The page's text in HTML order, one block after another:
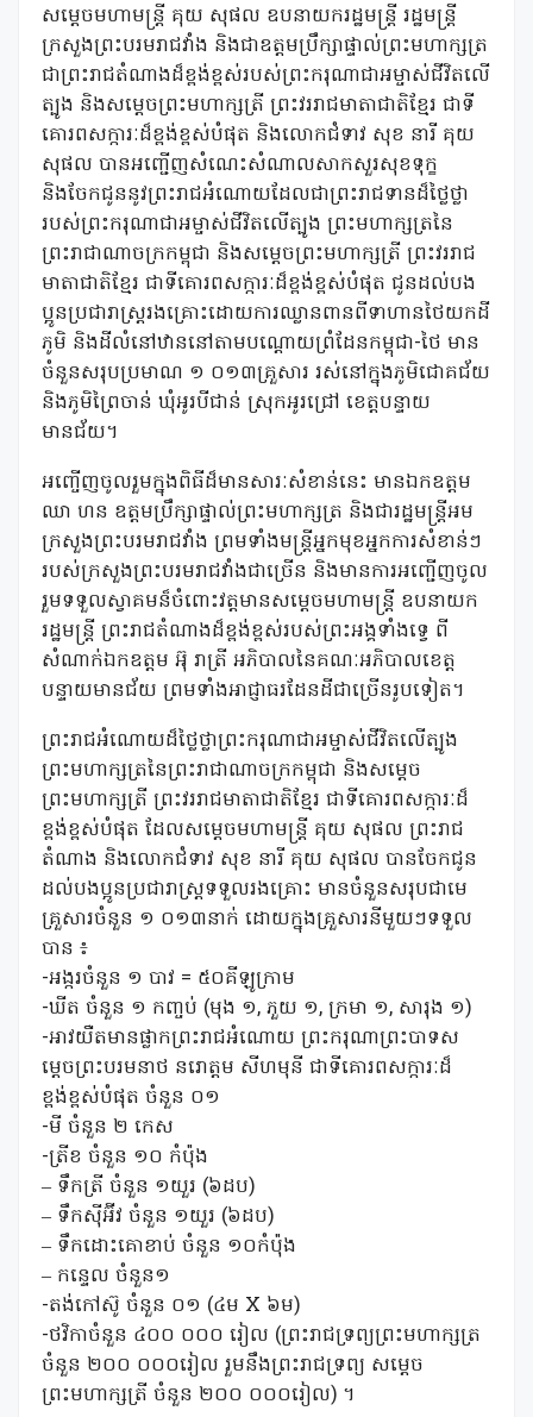
សម្តេចមហាមន្ត្រី គុយ សុផល ឧបនាយករដ្ឋមន្ត្រី រដ្ឋមន្ត្រី
ក្រសួងព្រះបរមរាជវាំង និងជាឧត្តមប្រឹក្សាផ្ទាល់ព្រះមហាក្សត្រ
ជាព្រះរាជតំណាងដ៏ខ្ពង់ខ្ពស់របស់ព្រះករុណាជាអម្ចាស់ជីវិតលើ
ត្បូង និងសម្តេចព្រះមហាក្សត្រី ព្រះវររាជមាតាជាតិខ្មែរ ជាទី
គោរពសក្ការៈដ៏ខ្ពង់ខ្ពស់បំផុត និងលោកជំទាវ សុខ នារី គុយ
សុផល បានអញ្ជើញសំណេះសំណាលសាកសួរសុខទុក្ខ
និងចែកជូននូវព្រះរាជអំណោយដែលជាព្រះរាជទានដ៏ថ្លៃថ្លា
របស់ព្រះករុណាជាអម្ចាស់ជីវិតលើត្បូង ព្រះមហាក្សត្រនៃ
ព្រះរាជាណាចក្រកម្ពុជា និងសម្តេចព្រះមហាក្សត្រី ព្រះវររាជ
មាតាជាតិខ្មែរ ជាទីគោរពសក្ការៈដ៏ខ្ពង់ខ្ពស់បំផុត ជូនដល់បង
ប្អូនប្រជារាស្រ្តរងគ្រោះដោយការឈ្លានពានពីទាហានថៃយកដី
ភូមិ និងដីលំនៅឋាននៅតាមបណ្តោយព្រំដែនកម្ពុជា-ថៃ មាន
ចំនួនសរុបប្រមាណ ១ ០១៣គ្រួសារ រស់នៅក្នុងភូមិជោគជ័យ
និងភូមិព្រៃចាន់ ឃុំអូរបីជាន់ ស្រុកអូរជ្រៅ ខេត្តបន្ទាយ
មានជ័យ។
អញ្ចើញចូលរួមក្នុងពិធីដ៏មានសារៈសំខាន់នេះ មានឯកឧត្តម
ឈា ហន ឧត្តមប្រឹក្សាផ្ទាល់ព្រះមហាក្សត្រ និងជារដ្ឋមន្ត្រីអម
ក្រសួងព្រះបរមរាជវាំង ព្រមទាំងមន្ត្រីអ្នកមុខអ្នកការសំខាន់ៗ
របស់ក្រសួងព្រះបរមរាជវាំងជាច្រើន និងមានការអញ្ជើញចូល
រួមទទួលស្វាគមន៏ចំពោះវត្តមានសម្តេចមហាមន្ត្រី ឧបនាយក
រដ្ឋមន្ត្រី ព្រះរាជតំណាងដ៏ខ្ពង់ខ្ពស់របស់ព្រះអង្គទាំងទ្វេ ពី
សំណាក់ឯកឧត្តម អ៊ុ រាត្រី អភិបាលនៃគណៈអភិបាលខេត្ត
បន្ទាយមានជ័យ ព្រមទាំងអាជ្ញាធរដែនដីជាច្រើនរូបទៀត។
ព្រះរាជអំណោយដ៏ថ្លៃថ្លាព្រះករុណាជាអម្ចាស់ជីវិតលើត្បូង
ព្រះមហាក្សត្រនៃព្រះរាជាណាចក្រកម្ពុជា និងសម្តេច
ព្រះមហាក្សត្រី ព្រះវររាជមាតាជាតិខ្មែរ ជាទីគោរពសក្ការៈដ៏
ខ្ពង់ខ្ពស់បំផុត ដែលសម្តេចមហាមន្ត្រី គុយ សុផល ព្រះរាជ
តំណាង និងលោកជំទាវ សុខ នារី គុយ សុផល បានចែកជូន
ដល់បងប្អូនប្រជារាស្ត្រទទួលរងគ្រោះ មានចំនួនសរុបជាមេ
គ្រួសារចំនួន ១ ០១៣នាក់ ដោយក្នុងគ្រួសារនីមួយៗទទួល
បាន ៖
-អង្ករចំនួន ១ បាវ = ៥០គីឡូក្រាម
-ឃីត ចំនួន ១ កញ្ចប់ (មុង ១, ភួយ ១, ក្រមា ១, សារុង ១)
-អាវយឺតមានផ្លាកព្រះរាជអំណោយ ព្រះករុណាព្រះបាទស
ម្តេចព្រះបរមនាថ នរោត្តម សីហមុនី ជាទីគោរពសក្ការៈដ៏
ខ្ពង់ខ្ពស់បំផុត ចំនួន ០១
-មី ចំនួន ២ កេស
-ត្រីខ ចំនួន ១០ កំប៉ុង
– ទឹកត្រី ចំនួន ១យួរ (៦ដប)
– ទឹកស៊ីអ៊ីវ ចំនួន ១យួរ (៦ដប)
– ទឹកដោះគោខាប់ ចំនួន ១០កំប៉ុង
– កន្ទេល ចំនួន១
-តង់កៅស៊ូ ចំនួន ០១ (៤ម X ៦ម)
-ថវិកាចំនួន ៤០០ ០០០ រៀល (ព្រះរាជទ្រព្យព្រះមហាក្សត្រ
ចំនួន ២០០ ០០០រៀល រួមនឹងព្រះរាជទ្រព្យ សម្តេច
ព្រះមហាក្សត្រី ចំនួន ២០០ ០០០រៀល) ។